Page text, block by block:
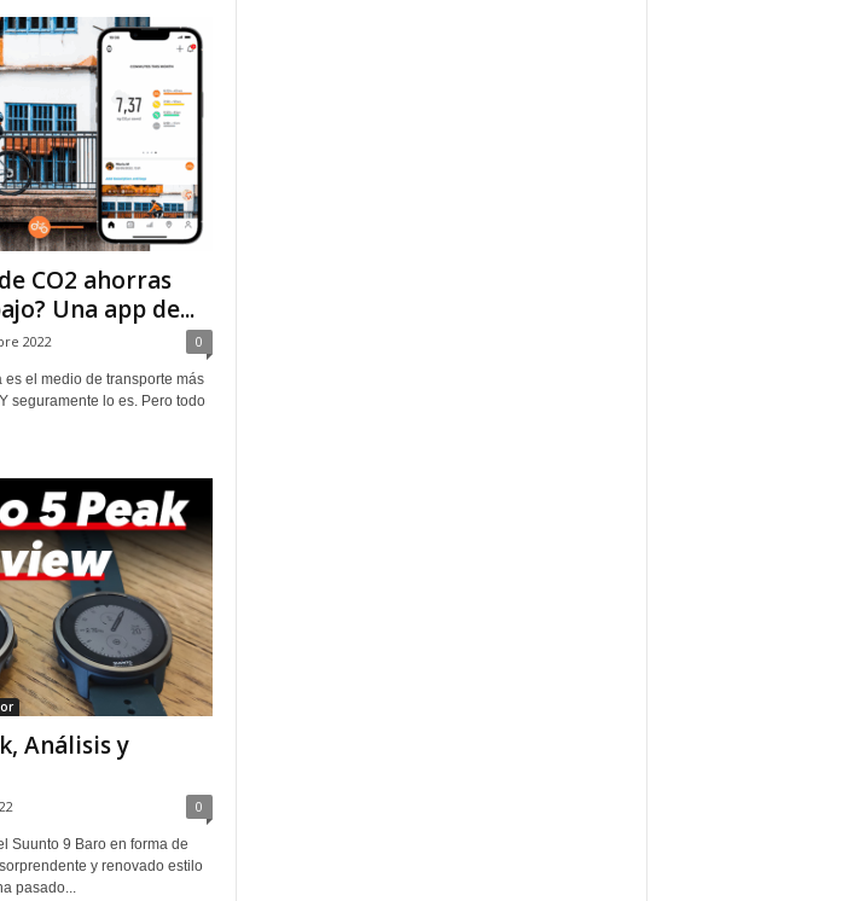
CO2 ahorras
Una app de...
2022 0
el medio de transporte más
seguramente lo es. Pero todo
Análisis y
0
Suunto 9 Baro en forma de
y renovado estilo
pasado...